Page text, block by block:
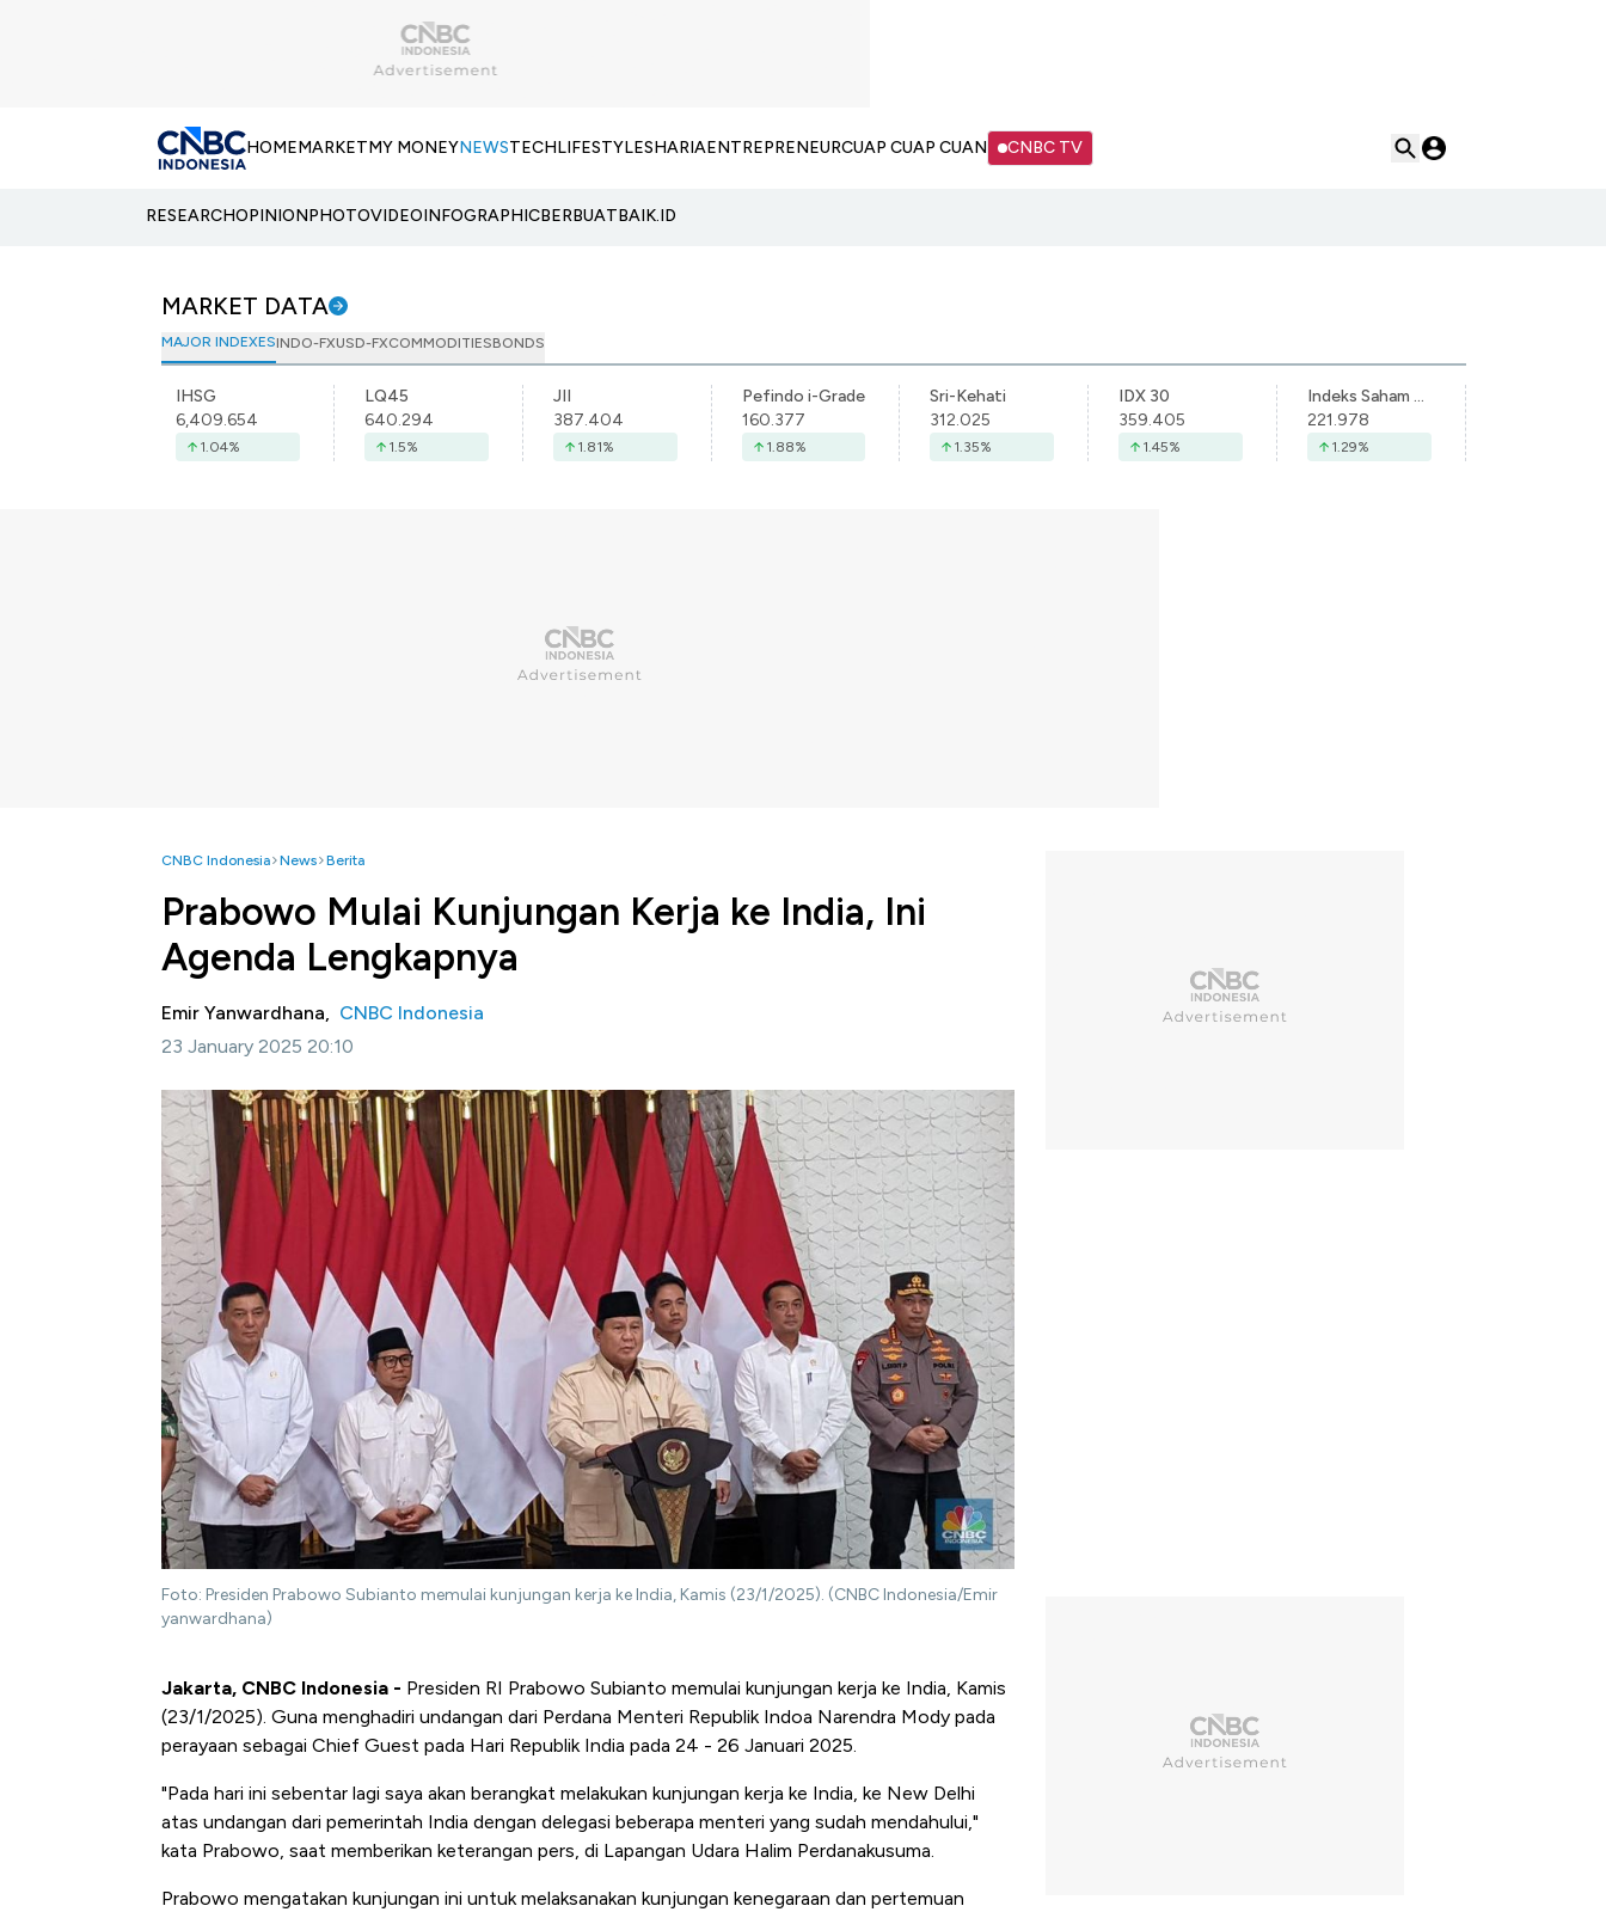
HOMEMARKETMY MONEYNEWSTECHLIFESTYLESHARIAENTREPRENEURCUAP CUAP CUAN CNBC TV
RESEARCHOPINIONPHOTOVIDEOINFOGRAPHICBERBUATBAIK.ID
MARKET DATA
MAJOR INDEXESINDO-FXUSD-FXCOMMODITIESBONDS
IHSG
6,409.654
1.04%
LQ45
640.294
1.5%
JII
387.404
1.81%
Pefindo i-Grade
160.377
1.88%
Sri-Kehati
312.025
1.35%
IDX 30
359.405
1.45%
Indeks Saham Syariah Indonesia
221.978
1.29%
CNBC Indonesia News Berita
Prabowo Mulai Kunjungan Kerja ke India, Ini
Agenda Lengkapnya
Emir Yanwardhana, CNBC Indonesia
23 January 2025 20:10
Foto: Presiden Prabowo Subianto memulai kunjungan kerja ke India, Kamis (23/1/2025). (CNBC Indonesia/Emir
yanwardhana)
Jakarta, CNBC Indonesia - Presiden RI Prabowo Subianto memulai kunjungan kerja ke India, Kamis
(23/1/2025). Guna menghadiri undangan dari Perdana Menteri Republik Indoa Narendra Mody pada
perayaan sebagai Chief Guest pada Hari Republik India pada 24 - 26 Januari 2025.
"Pada hari ini sebentar lagi saya akan berangkat melakukan kunjungan kerja ke India, ke New Delhi
atas undangan dari pemerintah India dengan delegasi beberapa menteri yang sudah mendahului,"
kata Prabowo, saat memberikan keterangan pers, di Lapangan Udara Halim Perdanakusuma.
Prabowo mengatakan kunjungan ini untuk melaksanakan kunjungan kenegaraan dan pertemuan